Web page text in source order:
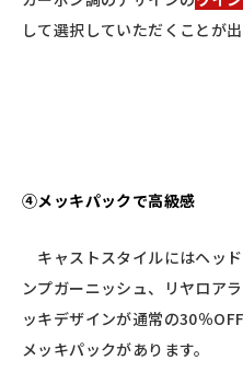
して選択していただくことが出
④メッキパックで高級感
キャストスタイルにはヘッ
ンプガーニッシュ、リヤロア
ッキデザインが通常の30％
メッキパックがあります。